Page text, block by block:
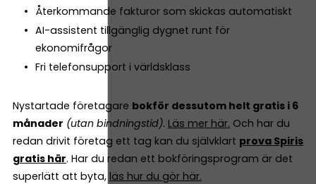
Återkommande fakturor som skickas automatiskt
AI-assistent tillgänglig dygnet runt för
ekonomifrågor
Fri telefonsupport i världsklass
Nystartade företagare bokför dessutom helt gratis i 6
månader (utan bindningstid). Läs mer här. Och har du
redan drivit företag ett tag kan du självklart prova Spiris
gratis här. Har du redan ett bokföringsprogram är det
superlätt att byta, läs hur du gör här.